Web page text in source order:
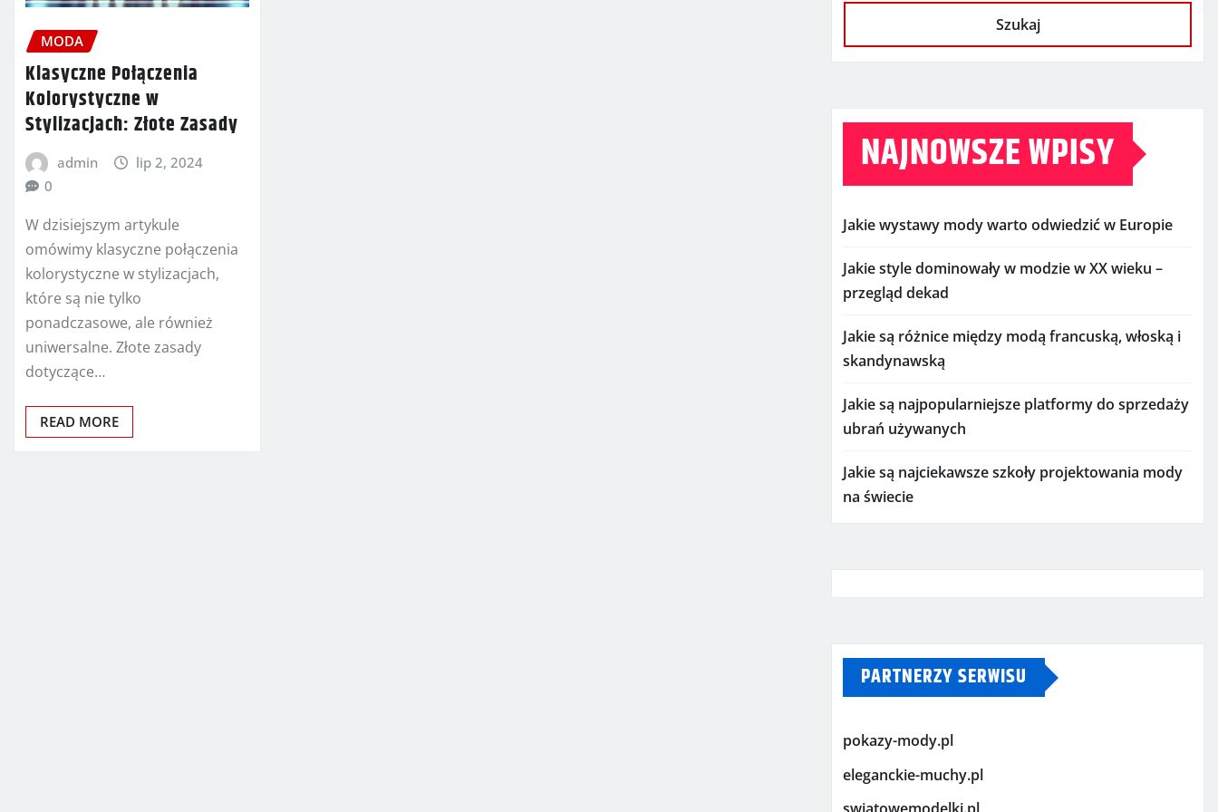
MODA
Klasyczne Połączenia
Kolorystyczne w
Stylizacjach: Złote Zasady
admin
lip 2, 2024
0
W dzisiejszym artykule
omówimy klasyczne połączenia
kolorystyczne w stylizacjach,
które są nie tylko
ponadczasowe, ale również
uniwersalne. Złote zasady
dotyczące…
READ MORE
Szukaj
NAJNOWSZE WPISY
Jakie wystawy mody warto odwiedzić w Europie
Jakie style dominowały w modzie w XX wieku –
przegląd dekad
Jakie są różnice między modą francuską, włoską i
skandynawską
Jakie są najpopularniejsze platformy do sprzedaży
ubrań używanych
Jakie są najciekawsze szkoły projektowania mody
na świecie
PARTNERZY SERWISU
pokazy-mody.pl
eleganckie-muchy.pl